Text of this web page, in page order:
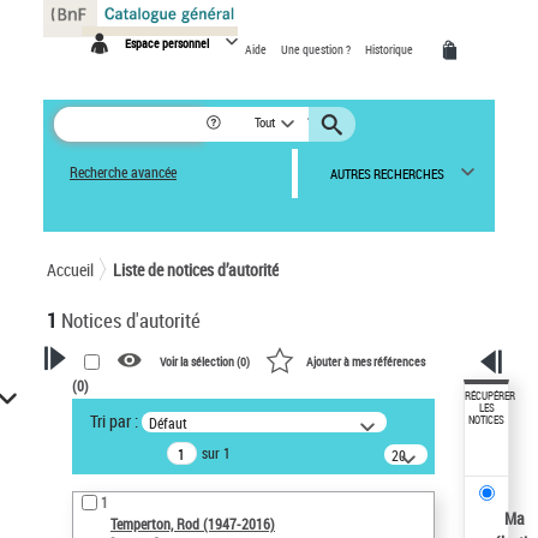
Espace personnel Aide Une question ? Historique
Tout
Recherche avancée AUTRES RECHERCHES
Accueil Liste de notices d’autorité
1 Notices d'autorité
VOTRE RECHERCHE
Recherche avancée dans les
notices d’autorité
Œuvres liées à l'auteur :
Temperton, Rod (1947-2016)
Voir la sélection (0) Ajouter à mes références
(0)
Tri par : Défaut
sur 1
20
résultats/page
1
Temperton, Rod (1947-2016)
RÉCUPÉRER
LES
NOTICES
Ma
Panneau de gestion des cookies